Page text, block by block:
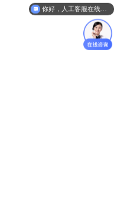
据安全的需求空前迫切。
你好，人工客服在线吗？